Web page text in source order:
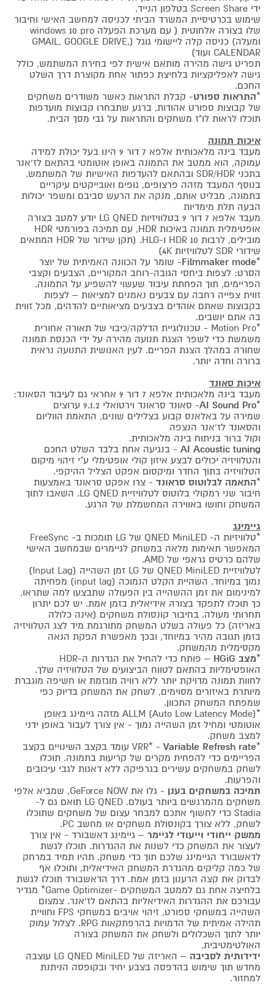
ידי Screen Share בטלפון הנייד.
שימוש בכרטיסיית המשרד הביתי לכניסה למחשב האישי וחיבור
שלו בצורה אלחוטית ( עם מערכת הפעלה windows 10 pro
ומעלה) כניסה קלה ליישומי גוגל (GMAIL, GOOGLE DRIVE,
CALENDAR ועוד)
תפריט גישה מהירה מותאם אישית לפי בחירת המשתמש, כולל
גישה לאפליקציות בלחיצת כפתור אחת מקוצרת דרך השלט
החכם.
*התראות ספורט- קבלת התראות כאשר משודרים משחקים
של קבוצות ספורט אהודות, ברגע שתבחרו קבוצות מועדפות
תוכלו לראות לו"ז משחקים והתראות על גבי מסך הבית.
איכות תמונה
מעבד בינה מלאכותית אלפא 7 דור 9 הינו בעל יכולת למידה
עמוקה, הוא ממטב את התמונה באופן אוטומטי בהתאם לז'אנר
בתכני SDR/HDR ובהתאם להעדפות האישיות של המשתמש.
בנוסף המעבד מזהה פרצופים, גופים ואובייקטים עיקריים
בתמונה, מבליט אותם, מנקה את הרעש סביבם ומשפר יכולות
הבעה תלת מימדיות
מעבד אלפא 7 דור 9 בטלוויזיות LG QNED יודע למטב בצורה
אופטימלית תמונה באיכות HDR, עם תמיכה בפורמטי HDR
מובילים, לרבות HDR 10 ו-HLG. (תקן שידור של HDR המתאים
שידורי SDR לטלוויזיות 4K)
*
Filmmaker mode- שומר על הכוונה האמיתית של יוצר
הסרט: לצפות ביחסי הגובה-רוחב המקוריים, הצבעים וקצבי
הפריימים, תוך הפחתת עיבוד שעשוי להשפיע על התמונה.
זווית צפייה רחבה עם צבעים נאמנים למציאות – לצפות
בקבוצות שאתם אוהדים בצבעים מציאותיים להדהים, מכל זווית
בה אתם יושבים.
*Motion Pro - טכנולוגיית הדלקה/כיבוי של תאורה אחורית
משמשת כדי לשפר הצגת תנועה מהירה על ידי הכנסת תמונה
שחורה במהלך הצגת הפריים. לעין האנושית התנועה נראית
ברורה וחדה יותר.
איכות סאונד
מעבד בינה מלאכותית אלפא 7 דור 9 אחראי גם לעיבוד הסאונד:
*
AI Sound Pro- סאונד סראונד וירטואלי 9.1.2 ערוצים
שמירה על באלאנס קבוע בצלילים שונים, התאמת הווליום
והסאונד לז'אנר הנצפה
וקול ברור בניתוח בינה מלאכותית.
AI Acoustic tuning- בנגיעה אחת בלבד השלט החכם
והטלוויזיה יכולים לבצע איזון קולי אופטימלי ע"י זיהוי מיקום
הטלוויזיה בתוך החדר ומיקסום אפקט הצליל ההיקפי.
*התאמה לבלוטוס סראונד- צרו אפקט סראונד באמצעות
חיבור שני רמקולי בלוטוס לטלוויזיית LG QNED. השאבו לתוך
המשחק וחושו באווירה המחשמלת של הרגע.
גיימינג
*טלוויזיות ה- QNED MiniLED של LG תומכות ב- FreeSync
המאפשר תאימות מלאה במשחק לגיימרים שבמחשב האישי
שלהם כרטיס גראפי של AMD.
לטלוויזיית QNED MiniLED של LG זמן השהייה (Input Lag)
נמוך במיוחד. השהיית הקלט הנמוכה (input lag) מפחיתה
למינימום את זמן ההשהייה בין הפעולה שתבצעו למה שתראו,
כך תוכלו לתפקד בצורה אידיאלית בזמן אמת. יש לכם יתרון
תחרותי מעולה. בחיבור קונסולת משחקים (אינה כלולה
באריזה) כל פעולה בשלט המשחק מתורגמת מיד לצג הטלוויזיה
בזמן תגובה מהיר במיוחד, ובכך מאפשרת הפקת הנאה
מקסימלית מהמשחק.
*מצב HGiG
– פותח כדי להחיל את הגדרות ה-HDR
האופטימליות בהתאם לטווח הביצועים של הטלוויזיה שלך.
לחוות תמונה מדויקת יותר ללא רוויה מוגזמת או חשיפה מוגברת
מיותרת באיזורים מסוימים, לשחק את המשחק בדיוק כפי
שמפתח המשחק התכוון.
*ALLM (Auto Low Latency Mode) מזהה גיימינג באופן
אוטומטי ומחיל זמן השהייה נמוך - אין צורך לעבור באופן ידני
למצב משחק.
*VRR* -
Variable Refresh rate
עומד בקצב השינויים בקצב
הפריימים כדי להפחית מקרים של קריעות בתמונה. תוכלו
לשחק במשחקים עשירים בגרפיקה ללא דאגות לגבי עיכובים
והפרעות.
תמיכה במשחקים בענן
- גלו את GeForce NOW, שמביא אלפי
משחקים מהמרגשים ביותר בעולם. LG QNED תואם גם ל-
Stadia כדי לחשוף אתכם למבחר עצום של משחקים שתוכלו
לשחק, ללא צורך בקונסולת משחקים או מחשב PC.
ממשק ייחודי וייעודי לגיימר– גיימינג דאשבורד - אין צורך
לעצור את המשחק כדי לשנות את ההגדרות. תוכלו לגשת
לדאשבורד הגיימינג שלכם תוך כדי משחק. תהיו תמיד במרחק
של כמה קליקים מהגדרת המשחק האידיאלית, ותוכלו אף
לבדוק את קצה הרענון בזמן אמת. דרך הדאשבורד תוכלו לגשת
בלחיצה אחת גם לממטב המשחקים -Game Optimizer* מגדיר
עבורכם את ההגדרות האידיאליות בהתאם לז'אנר. צמצום
השהייה במשחקי ספורט, זיהוי אויבים במשחקי FPS וחוויית
תהילה אמיתית של הדמויות בהרפתקאות RPG. לצלול עמוק
יותר לתוך השכלולים ולשחק את המשחק בצורה
האולטימטיבית.
ידידותית לסביבה
– האריזה של LG QNED MiniLED עוצבה
מחדש תוך שימוש בהדפסה בצבע יחיד ובקופסה הניתנת
למחזור.